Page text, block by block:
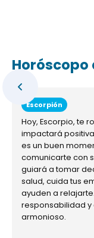
Horóscopo
Escorpión
Hoy, Escorpio, te
impactará
es un buen
comunicarte con
guiará a tomar
salud, cuida tus
ayuden a
responsabilidad
armonioso.